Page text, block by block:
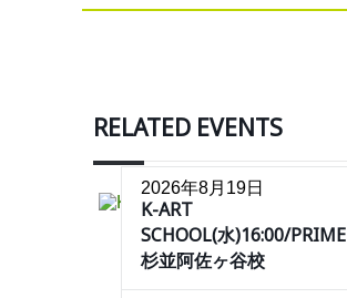
RELATED EVENTS
2026年8月19日
K-ART
SCHOOL(水)16:00/PRIME
杉並阿佐ヶ谷校